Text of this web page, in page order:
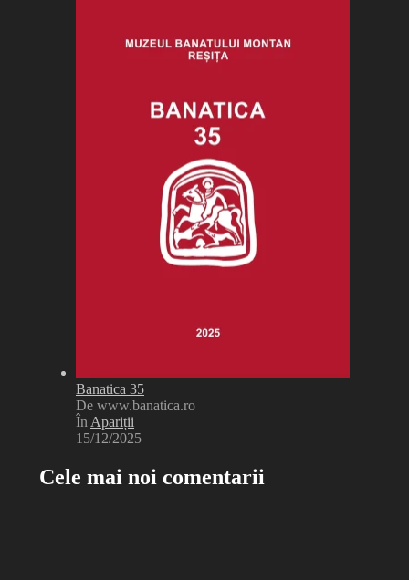
Banatica 35
De www.banatica.ro
În Apariții
15/12/2025
Cele mai noi comentarii